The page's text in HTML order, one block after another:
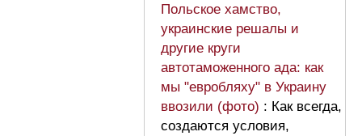
Польское хамство,
украинские решалы и
другие круги
автотаможенного ада: как
мы "евробляху" в Украину
ввозили (фото) : Как всегда,
создаются условия,